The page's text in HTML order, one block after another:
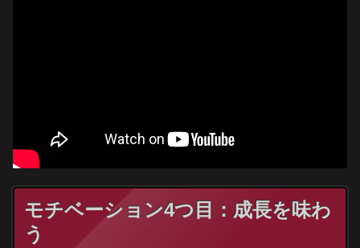
モチベーション4つ目：成長を味わ
う